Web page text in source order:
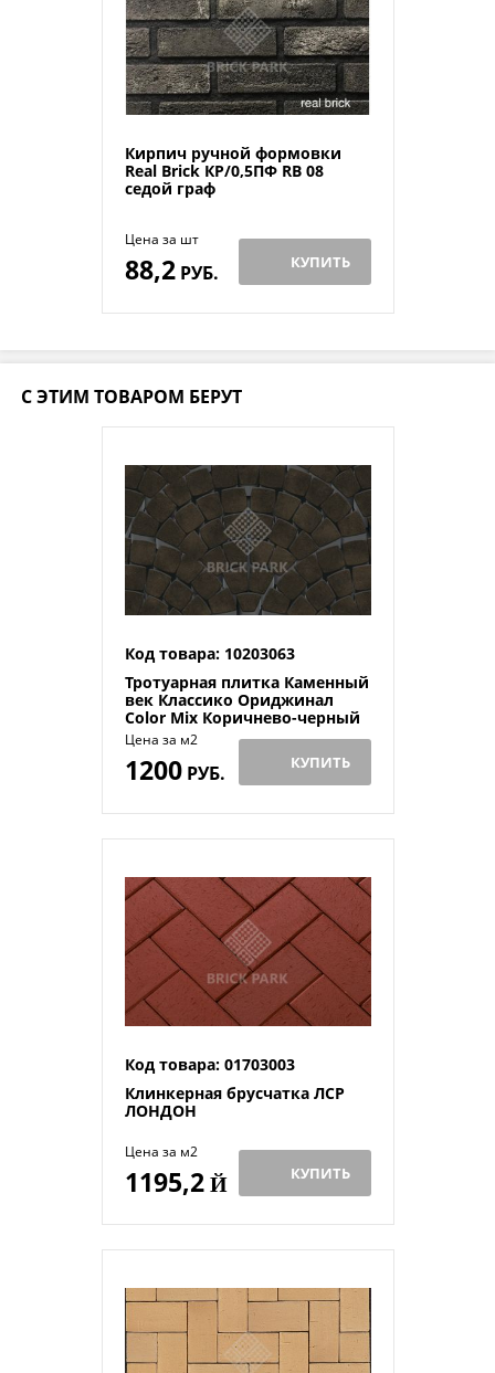
Кирпич ручной формовки
Real Brick КР/0,5ПФ RB 08
седой граф
Цена за шт
88,2РУБ. КУПИТЬ
С ЭТИМ ТОВАРОМ БЕРУТ
Код товара: 10203063
Тротуарная плитка Каменный
век Классико Ориджинал
Color Mix Коричнево-черный
115×115×60
Цена за м2
1200РУБ. КУПИТЬ
Код товара: 01703003
Клинкерная брусчатка ЛСР
ЛОНДОН
Цена за м2
1195,2Й КУПИТЬ